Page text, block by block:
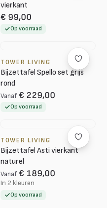
vierkant
€ 99,00
Op voorraad
TOWER LIVING
Bijzettafel Spello set grijs
rond
Vanaf € 229,00
Op voorraad
TOWER LIVING
Bijzettafel Asti vierkant
naturel
Vanaf € 189,00
In 2 kleuren
Op voorraad